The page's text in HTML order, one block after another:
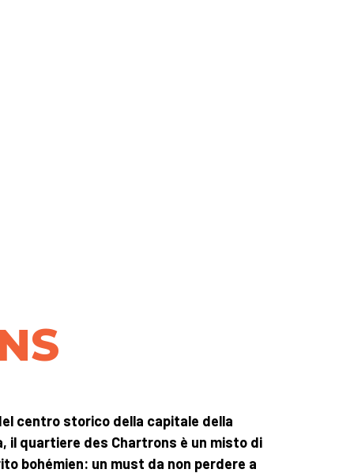
centro storico della capitale della
il quartiere des Chartrons è un misto di
bohémien: un must da non perdere a